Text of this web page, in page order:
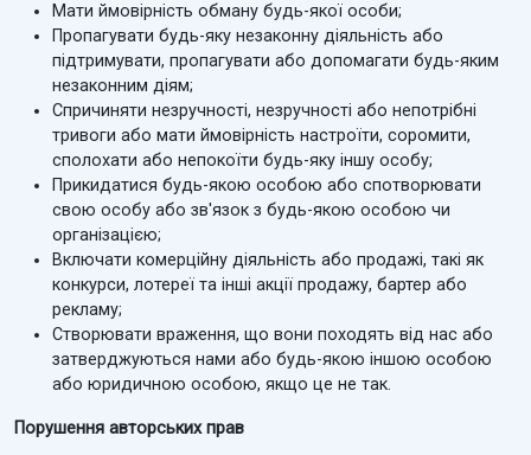
Мати ймовірність обману будь-якої особи;
Пропагувати будь-яку незаконну діяльність або
підтримувати, пропагувати або допомагати будь-яким
незаконним діям;
Спричиняти незручності, незручності або непотрібні
тривоги або мати ймовірність настроїти, соромити,
сполохати або непокоїти будь-яку іншу особу;
Прикидатися будь-якою особою або спотворювати
свою особу або зв'язок з будь-якою особою чи
організацією;
Включати комерційну діяльність або продажі, такі як
конкурси, лотереї та інші акції продажу, бартер або
рекламу;
Створювати враження, що вони походять від нас або
затверджуються нами або будь-якою іншою особою
або юридичною особою, якщо це не так.
Порушення авторських прав